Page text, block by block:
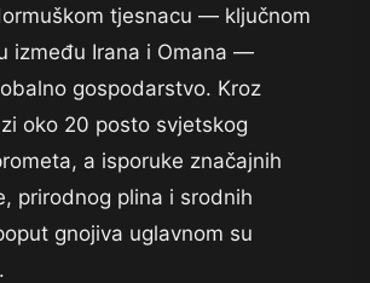
tjesnacu — ključnom
između Irana i Omana —
gospodarstvo. Kroz
oko 20 posto svjetskog
a isporuke značajnih
prirodnog plina i srodnih
gnojiva uglavnom su